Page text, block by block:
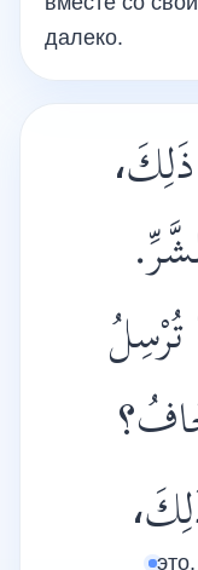
далеко.
تُرْسِلُ
это,